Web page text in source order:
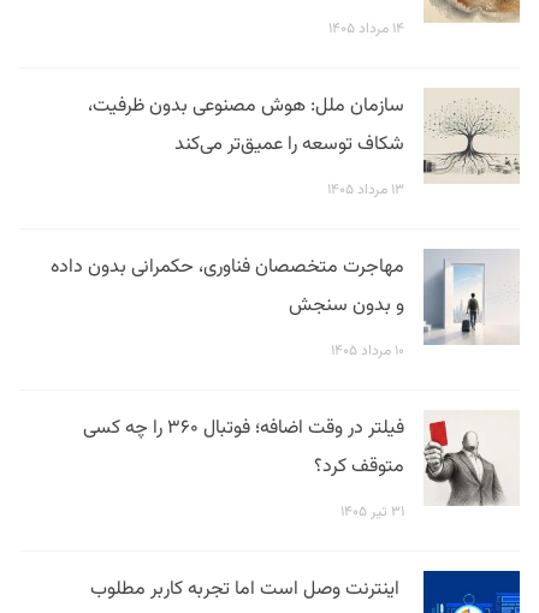
۱۴ مرداد ۱۴۰۵
سازمان ملل: هوش مصنوعی بدون ظرفیت،
شکاف توسعه را عمیق‌تر می‌کند
۱۳ مرداد ۱۴۰۵
مهاجرت متخصصان فناوری، حکمرانی بدون داده
و بدون سنجش
۱۰ مرداد ۱۴۰۵
فیلتر در وقت اضافه؛ فوتبال ۳۶۰ را چه کسی
متوقف کرد؟
۳۱ تیر ۱۴۰۵
اینترنت وصل است اما تجربه کاربر مطلوب